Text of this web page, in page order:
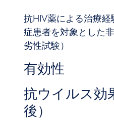
抗HIV薬による治療
症患者を対象とした
劣性試験）
有効性
抗ウイルス効
後）